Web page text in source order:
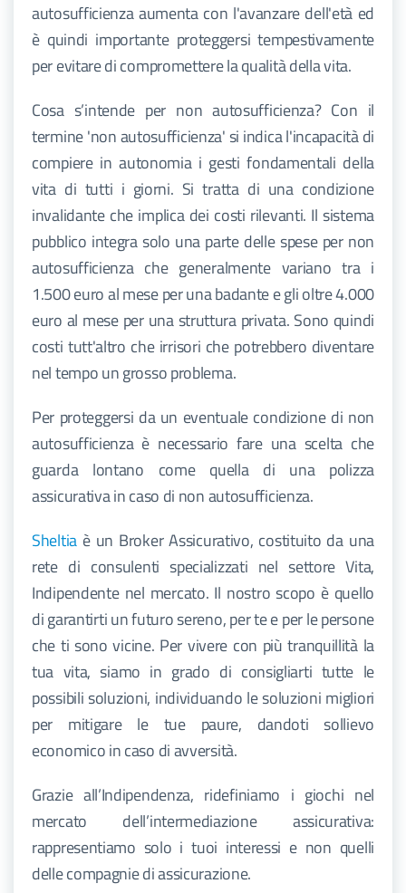
autosufficienza aumenta con l'avanzare dell'età ed
è quindi importante proteggersi tempestivamente
per evitare di compromettere la qualità della vita.
Cosa s’intende per non autosufficienza? Con il
termine 'non autosufficienza' si indica l'incapacità di
compiere in autonomia i gesti fondamentali della
vita di tutti i giorni. Si tratta di una condizione
invalidante che implica dei costi rilevanti. Il sistema
pubblico integra solo una parte delle spese per non
autosufficienza che generalmente variano tra i
1.500 euro al mese per una badante e gli oltre 4.000
euro al mese per una struttura privata. Sono quindi
costi tutt'altro che irrisori che potrebbero diventare
nel tempo un grosso problema.
Per proteggersi da un eventuale condizione di non
autosufficienza è necessario fare una scelta che
guarda lontano come quella di una polizza
assicurativa in caso di non autosufficienza.
Sheltiaè un Broker Assicurativo, costituito da una
rete di consulenti specializzati nel settore Vita,
Indipendente nel mercato. Il nostro scopo è quello
di garantirti un futuro sereno, per te e per le persone
che ti sono vicine. Per vivere con più tranquillità la
tua vita, siamo in grado di consigliarti tutte le
possibili soluzioni, individuando le soluzioni migliori
per mitigare le tue paure, dandoti sollievo
economico in caso di avversità.
Grazie all’Indipendenza, ridefiniamo i giochi nel
mercato dell’intermediazione assicurativa:
rappresentiamo solo i tuoi interessi e non quelli
delle compagnie di assicurazione.